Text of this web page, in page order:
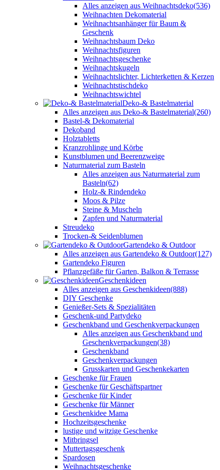
Alles anzeigen aus Weihnachtsdeko(536)
Weihnachten Dekomaterial
Weihnachtsanhänger für Baum &
Geschenk
Weihnachtsbaum Deko
Weihnachtsfiguren
Weihnachtsgeschenke
Weihnachtskugeln
Weihnachtslichter, Lichterketten & Kerzen
Weihnachtstischdeko
Weihnachtswichtel
Deko-& Bastelmaterial
Alles anzeigen aus Deko-& Bastelmaterial(260)
Bastel-& Dekomaterial
Dekoband
Holztabletts
Kranzrohlinge und Körbe
Kunstblumen und Beerenzweige
Naturmaterial zum Basteln
Alles anzeigen aus Naturmaterial zum
Basteln(62)
Holz-& Rindendeko
Moos & Pilze
Steine & Muscheln
Zapfen und Naturmaterial
Streudeko
Trocken-& Seidenblumen
Gartendeko & Outdoor
Alles anzeigen aus Gartendeko & Outdoor(127)
Gartendeko Figuren
Pflanzgefäße für Garten, Balkon & Terrasse
Geschenkideen
Alles anzeigen aus Geschenkideen(888)
DIY Geschenke
Genießer-Sets & Spezialitäten
Geschenk-und Partydeko
Geschenkband und Geschenkverpackungen
Alles anzeigen aus Geschenkband und
Geschenkverpackungen(38)
Geschenkband
Geschenkverpackungen
Grusskarten und Geschenkekarten
Geschenke für Frauen
Geschenke für Geschäftspartner
Geschenke für Kinder
Geschenke für Männer
Geschenkidee Mama
Hochzeitsgeschenke
lustige und witzige Geschenke
Mitbringsel
Muttertagsgeschenk
Spardosen
Weihnachtsgeschenke